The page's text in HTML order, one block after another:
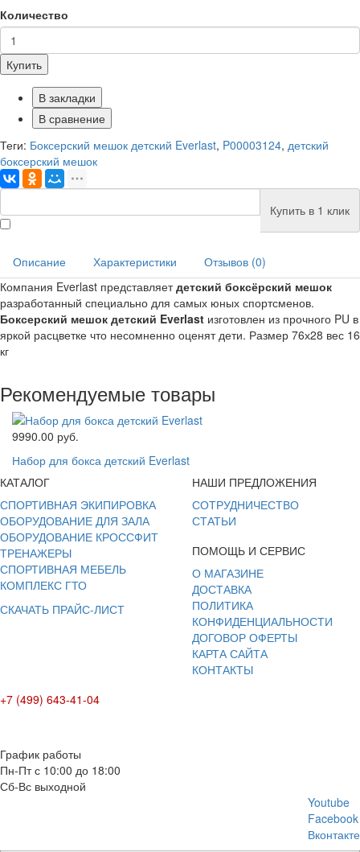
Количество
Купить
В закладки
В сравнение
Теги: Боксерский мешок детский Everlast, P00003124, детский
боксерский мешок
Купить в 1 клик
Описание Характеристики
Отзывов (0)
Компания Everlast представляетдетский боксёрский мешок
разработанный специально для самых юных спортсменов.
Боксерский мешок детский Everlast изготовлен из прочного PU в
яркой расцветке что несомненно оценят дети. Размер 76х28 вес 16
кг
Рекомендуемые товары
9990.00 руб.
Набор для бокса детский Everlast
КАТАЛОГ
СПОРТИВНАЯ ЭКИПИРОВКА
ОБОРУДОВАНИЕ ДЛЯ ЗАЛА
ОБОРУДОВАНИЕ КРОССФИТ
ТРЕНАЖЕРЫ
СПОРТИВНАЯ МЕБЕЛЬ
КОМПЛЕКС ГТО
СКАЧАТЬ ПРАЙС-ЛИСТ
НАШИ ПРЕДЛОЖЕНИЯ
СОТРУДНИЧЕСТВО
СТАТЬИ
ПОМОЩЬ И СЕРВИС
О МАГАЗИНЕ
ДОСТАВКА
ПОЛИТИКА
КОНФИДЕНЦИАЛЬНОСТИ
ДОГОВОР ОФЕРТЫ
КАРТА САЙТА
КОНТАКТЫ
+7 (499) 643-41-04
График работы
Пн-Пт с 10:00 до 18:00
Сб-Вс выходной
Youtube
Facebook
Вконтакте